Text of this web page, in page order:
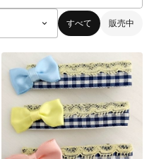
すべて 販売中